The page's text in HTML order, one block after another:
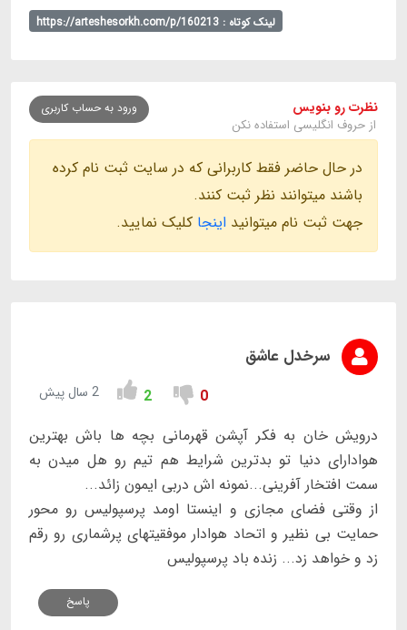
لینک کوتاه : https://arteshesorkh.com/p/160213
نظرت رو بنویس
از حروف انگلیسی استفاده نکن
ورود به حساب کاربری
در حال حاضر فقط کاربرانی که در سایت ثبت نام کرده
باشند میتوانند نظر ثبت کنند.
جهت ثبت نام میتوانید اینجا کلیک نمایید.
سرخدل عاشق
0
2 2 سال پیش
درویش خان به فکر آپشن قهرمانی بچه ها باش بهترین
هوادارای دنیا تو بدترین شرایط هم تیم رو هل میدن به
سمت افتخار آفرینی...نمونه اش دربی ایمون زائد‌‌‌‌...
از وقتی فضای مجازی و اینستا اومد پرسپولیس رو محور
حمایت بی نظیر و اتحاد هوادار موفقیتهای پرشماری رو رقم
زد و خواهد زد... زنده باد پرسپولیس
پاسخ